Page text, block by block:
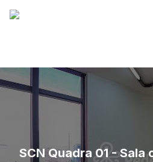
SCN Quadra 01 - Sala